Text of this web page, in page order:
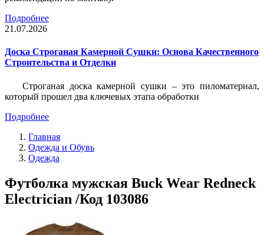
Подробнее
21.07.2026
Доска Строганая Камерной Сушки: Основа Качественного
Строительства и Отделки
Строганая доска камерной сушки – это пиломатериал,
который прошел два ключевых этапа обработки
Подробнее
Главная
Одежда и Обувь
Одежда
Футболка мужская Buck Wear Redneck
Electrician /Код 103086